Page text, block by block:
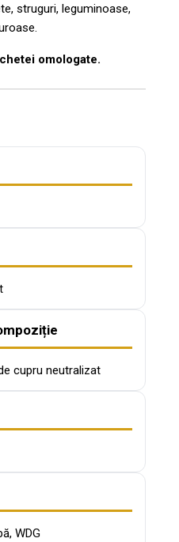
struguri, leguminoase,
omologate.
cupru neutralizat
WDG